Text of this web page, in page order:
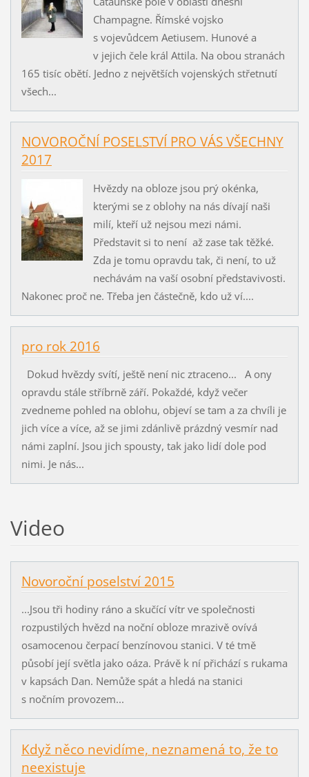
Champagne. Římské vojsko
s vojevůdcem Aetiusem. Hunové a
v jejich čele král Attila. Na obou stranách
165 tisíc obětí. Jedno z největších vojenských střetnutí
všech...
NOVOROČNÍ POSELSTVÍ PRO VÁS VŠECHNY
2017
Hvězdy na obloze jsou prý okénka,
kterými se z oblohy na nás dívají naši
milí, kteří už nejsou mezi námi.
Představit si to není až zase tak těžké.
Zda je tomu opravdu tak, či není, to už
nechávám na vaší osobní představivosti.
Nakonec proč ne. Třeba jen částečně, kdo už ví....
pro rok 2016
Dokud hvězdy svítí, ještě není nic ztraceno... A ony
opravdu stále stříbrně září. Pokaždé, když večer
zvedneme pohled na oblohu, objeví se tam a za chvíli je
jich více a více, až se jimi zdánlivě prázdný vesmír nad
námi zaplní. Jsou jich spousty, tak jako lidí dole pod
nimi. Je nás...
Video
Novoroční poselství 2015
...Jsou tři hodiny ráno a skučící vítr ve společnosti
rozpustilých hvězd na noční obloze mrazivě ovívá
osamocenou čerpací benzínovou stanici. V té tmě
působí její světla jako oáza. Právě k ní přichází s rukama
v kapsách Dan. Nemůže spát a hledá na stanici
s nočním provozem...
Když něco nevidíme, neznamená to, že to
neexistuje